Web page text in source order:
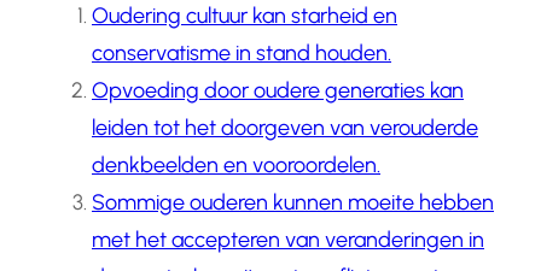
Oudering cultuur kan starheid en
conservatisme in stand houden.
Opvoeding door oudere generaties kan
leiden tot het doorgeven van verouderde
denkbeelden en vooroordelen.
Sommige ouderen kunnen moeite hebben
met het accepteren van veranderingen in